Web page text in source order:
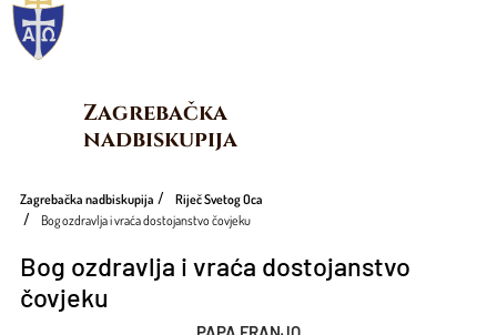
Zagrebačka
nadbiskupija
Zagrebačka nadbiskupija
Riječ Svetog Oca
Bog ozdravlja i vraća dostojanstvo čovjeku
Bog ozdravlja i vraća dostojanstvo
čovjeku